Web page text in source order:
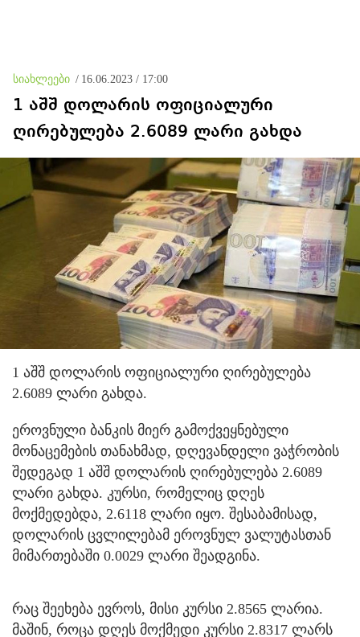
სიახლეები / 16.06.2023 / 17:00
1 აშშ დოლარის ოფიციალური
ღირებულება 2.6089 ლარი გახდა
1 აშშ დოლარის ოფიციალური ღირებულება
2.6089 ლარი გახდა.
ეროვნული ბანკის მიერ გამოქვეყნებული
მონაცემების თანახმად, დღევანდელი ვაჭრობის
შედეგად 1 აშშ დოლარის ღირებულება 2.6089
ლარი გახდა. კურსი, რომელიც დღეს
მოქმედებდა, 2.6118 ლარი იყო. შესაბამისად,
დოლარის ცვლილებამ ეროვნულ ვალუტასთან
მიმართებაში 0.0029 ლარი შეადგინა.
რაც შეეხება ევროს, მისი კურსი 2.8565 ლარია.
მაშინ, როცა დღეს მოქმედი კურსი 2.8317 ლარს